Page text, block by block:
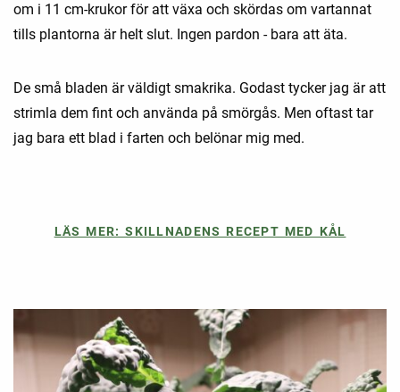
om i 11 cm-krukor för att växa och skördas om vartannat
tills plantorna är helt slut. Ingen pardon - bara att äta.
De små bladen är väldigt smakrika. Godast tycker jag är att
strimla dem fint och använda på smörgås. Men oftast tar
jag bara ett blad i farten och belönar mig med.
LÄS MER: SKILLNADENS RECEPT MED KÅL